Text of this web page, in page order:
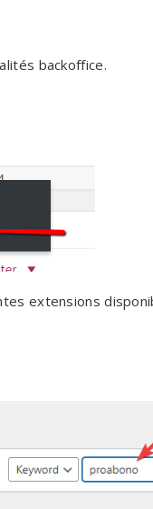
backoffice.
extensions